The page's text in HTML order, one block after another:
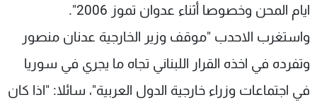
ايام المحن وخصوصا أثناء عدوان تموز 2006".
واستغرب الاحدب "موقف وزير الخارجية عدنان منصور
وتفرده في اخذه القرار اللبناني تجاه ما يجري في سوريا
في اجتماعات وزراء خارجية الدول العربية"، سائلا: "اذا كان